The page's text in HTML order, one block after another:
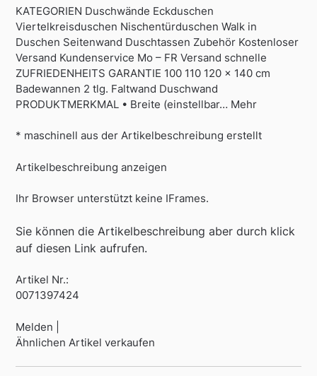
KATEGORIEN Duschwände Eckduschen
Viertelkreisduschen Nischentürduschen Walk in
Duschen Seitenwand Duschtassen Zubehör Kostenloser
Versand Kundenservice Mo – FR Versand schnelle
ZUFRIEDENHEITS GARANTIE 100 110 120 x 140 cm
Badewannen 2 tlg. Faltwand Duschwand
PRODUKTMERKMAL • Breite (einstellbar… Mehr
* maschinell aus der Artikelbeschreibung erstellt
Artikelbeschreibung anzeigen
Ihr Browser unterstützt keine IFrames.
Sie können die Artikelbeschreibung aber durch klick
auf diesen Link aufrufen.
Artikel Nr.:
0071397424
Melden |
Ähnlichen Artikel verkaufen